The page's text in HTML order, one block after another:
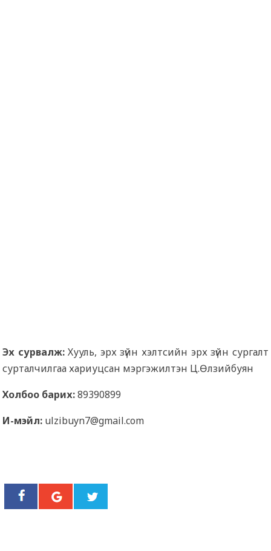
Эх сурвалж:Хууль, эрх зүйн хэлтсийн эрх зүйн сургалт
сурталчилгаа хариуцсан мэргэжилтэн Ц.Өлзийбуян
Холбоо барих:89390899
И-мэйл: ulzibuyn7@gmail.com